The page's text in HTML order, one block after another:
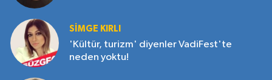
SIMGE KIRLI
'Kültür, turizm' diyenler VadiFest'te
neden yoktu!